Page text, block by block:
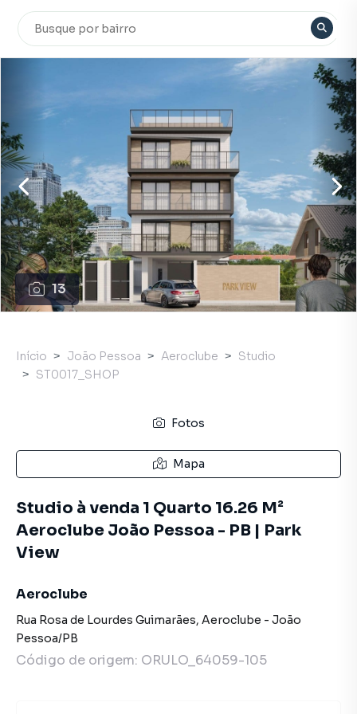
13
Início João Pessoa Aeroclube
Studio
ST0017_SHOP
Fotos
Mapa
Studio à venda 1 Quarto 16.26 M²
Aeroclube João Pessoa - PB | Park
View
Aeroclube
Rua Rosa de Lourdes Guimarães, Aeroclube - João
Pessoa/PB
Código de origem: ORULO_64059-105